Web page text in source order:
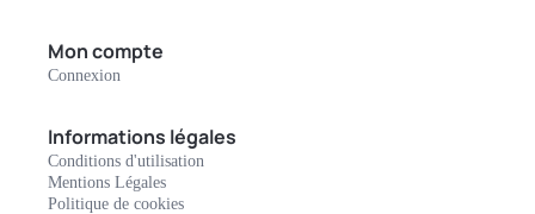
Mon compte
Connexion
Informations légales
Conditions d'utilisation
Mentions Légales
Politique de cookies